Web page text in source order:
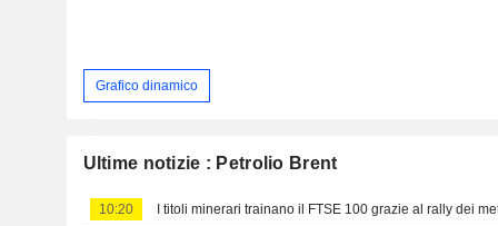
Grafico dinamico
Ultime notizie : Petrolio Brent
10:20 I titoli minerari trainano il FTSE 100 grazie al rally dei